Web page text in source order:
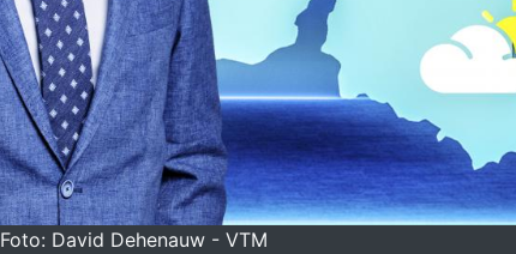
Foto: David Dehenauw - VTM